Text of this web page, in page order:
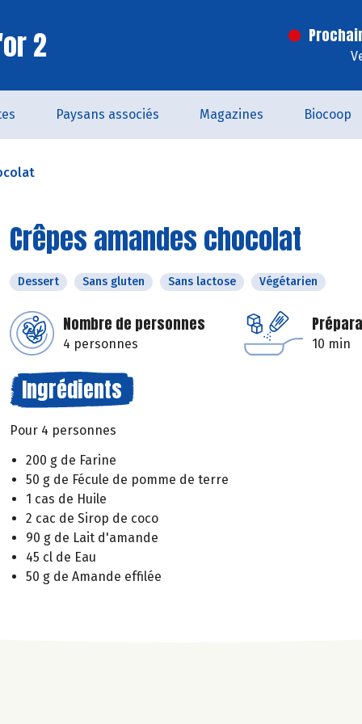
2
Paysans associés Magazines Biocoop
Crêpes amandes chocolat
Dessert Sans gluten Sans lactose Végétarien
Nombre de personnes
4 personnes 10 min
Ingrédients
Pour 4 personnes
200 g de Farine
50 g de Fécule de pomme de terre
1 cas de Huile
2 cac de Sirop de coco
90 g de Lait d'amande
45 cl de Eau
50 g de Amande effilée